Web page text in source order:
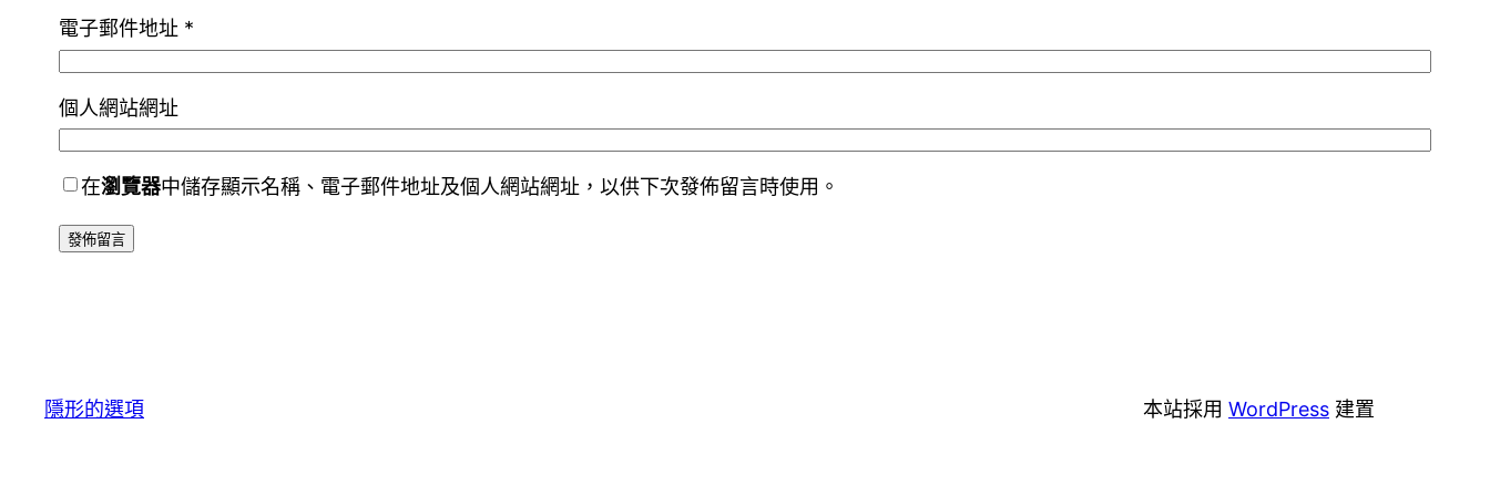
電子郵件地址 *
個人網站網址
在瀏覽器中儲存顯示名稱、電子郵件地址及個人網站網址，以供下次發佈留言時使用。
隱形的選項 本站採用 WordPress 建置